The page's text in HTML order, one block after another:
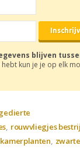
blijven
kun je je op elk
rouwvliegjes